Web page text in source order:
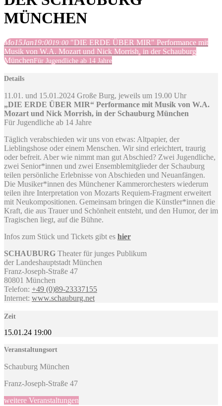
MÜNCHEN
Mo15Jan19:0019:00 "DIE ERDE ÜBER MIR" Performance mit
Musik von W.A. Mozart und Nick Morrish, in der Schauburg
MünchenFür Jugendliche ab 14 Jahre
Details
11.01. und 15.01.2024 Große Burg, jeweils um 19.00 Uhr
„DIE ERDE ÜBER MIR“ Performance mit Musik von W.A.
Mozart und Nick Morrish, in der Schauburg München
Für Jugendliche ab 14 Jahre
Täglich verabschieden wir uns von etwas: Altpapier, der
Lieblingshose oder einem Menschen. Wir sind erleichtert, traurig
oder befreit. Aber wie nimmt man gut Abschied? Zwei Jugendliche,
zwei Senior*innen und zwei Ensemblemitglieder der Schauburg
teilen persönliche Erlebnisse von Abschieden und Neuanfängen.
Die Musiker*innen des Münchener Kammerorchesters wiederum
teilen ihre Interpretation von Mozarts Requiem-Fragment erweitert
mit Neukompositionen. Gemeinsam bringen die Künstler*innen die
Kraft, die aus Trauer und Schönheit entsteht, und den Humor, der im
Tragischen liegt, auf die Bühne.
Infos zum Stück und Tickets gibt es hier
SCHAUBURG Theater für junges Publikum
der Landeshauptstadt München
Franz-Joseph-Straße 47
80801 München
Telefon: +49 (0)89-23337155
Internet: www.schauburg.net
Zeit
15.01.24 19:00
Veranstaltungsort
Schauburg München
Franz-Joseph-Straße 47
weitere Veranstaltungen